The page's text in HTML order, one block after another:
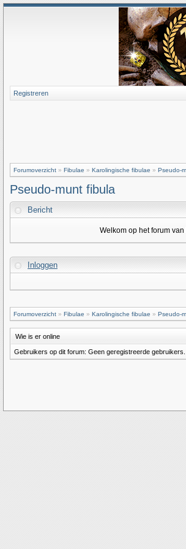
Registreren
Forumoverzicht » Fibulae » Karolingische fibulae » Pseudo-
Pseudo-munt fibula
Bericht
Welkom op het forum
Inloggen
Forumoverzicht » Fibulae » Karolingische fibulae » Pseudo-
Wie is er online
Gebruikers op dit forum: Geen geregistreerde